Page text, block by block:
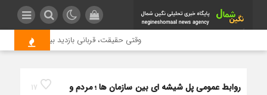
وقتی حقیقت، قربانی بازدید بیشتر می شود
17
روابط عمومی پل شیشه ای بین سازمان ها ؛ مردم و